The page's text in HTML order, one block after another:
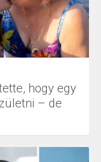
hogy egy
– de